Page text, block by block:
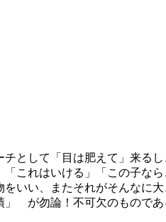
として「目は肥えて」来る
これはいける」「この子な
いい、またそれがそんなに
が勿論！不可欠のもので